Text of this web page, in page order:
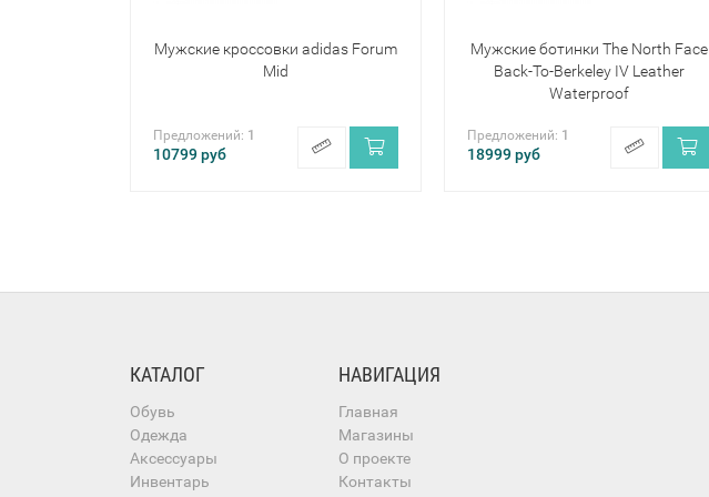
Мужские кроссовки adidas Forum
Mid
Предложений: 1
10799руб
Мужские ботинки The North Face
Back-To-Berkeley IV Leather
Waterproof
Предложений: 1
18999руб
КАТАЛОГ
Обувь
Одежда
Аксессуары
Инвентарь
НАВИГАЦИЯ
Главная
Магазины
О проекте
Контакты